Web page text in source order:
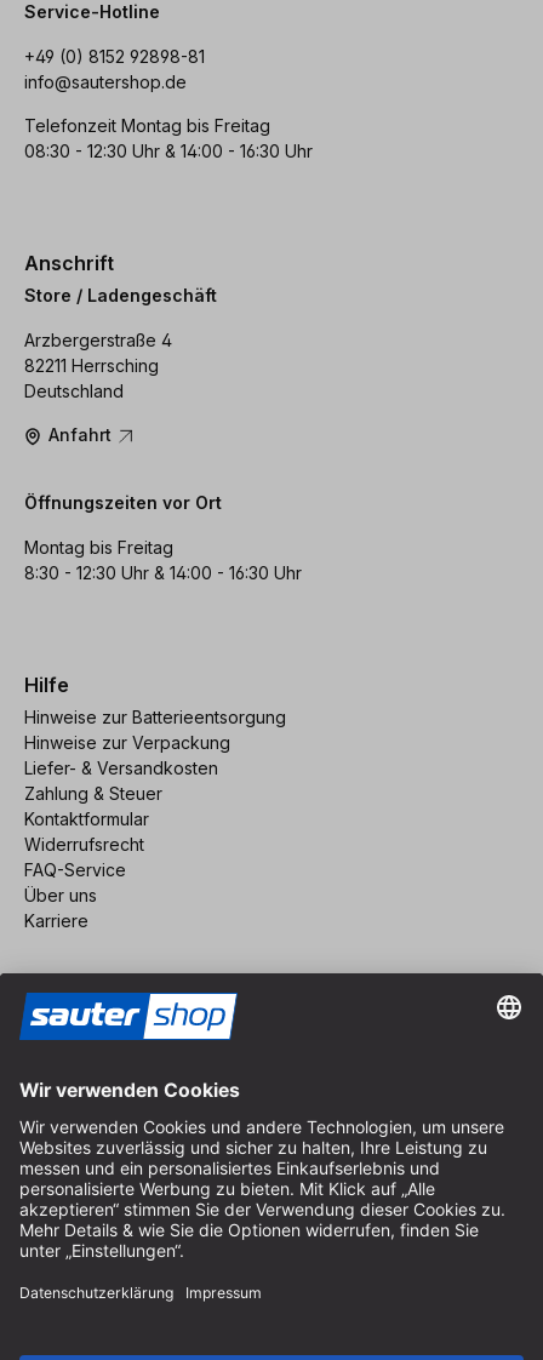
Service-Hotline
+49 (0) 8152 92898-81
info@sautershop.de
Telefonzeit Montag bis Freitag
08:30 - 12:30 Uhr & 14:00 - 16:30 Uhr
Anschrift
Store / Ladengeschäft
Arzbergerstraße 4
82211 Herrsching
Deutschland
Anfahrt
Öffnungszeiten vor Ort
Montag bis Freitag
8:30 - 12:30 Uhr & 14:00 - 16:30 Uhr
Hilfe
Hinweise zur Batterieentsorgung
Hinweise zur Verpackung
Liefer- & Versandkosten
Zahlung & Steuer
Kontaktformular
Widerrufsrecht
FAQ-Service
Über uns
Karriere
Impressum
AGB
Datenschutz
Cookie-Einstellungen
© 2026 sauter GmbH
* kostenloser Versand ab 150 Euro Bestellwert innerhalb